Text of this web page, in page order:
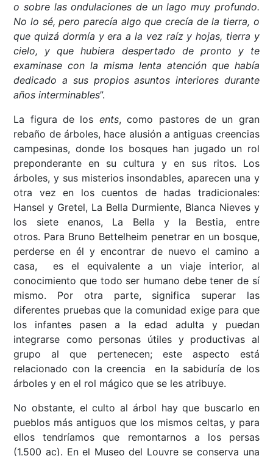
o sobre las ondulaciones de un lago muy profundo.
No lo sé, pero parecía algo que crecía de la tierra, o
que quizá dormía y era a la vez raíz y hojas, tierra y
cielo, y que hubiera despertado de pronto y te
examinase con la misma lenta atención que había
dedicado a sus propios asuntos interiores durante
años interminables”.
La figura de los ents, como pastores de un gran
rebaño de árboles, hace alusión a antiguas creencias
campesinas, donde los bosques han jugado un rol
preponderante en su cultura y en sus ritos. Los
árboles, y sus misterios insondables, aparecen una y
otra vez en los cuentos de hadas tradicionales:
Hansel y Gretel, La Bella Durmiente, Blanca Nieves y
los siete enanos, La Bella y la Bestia, entre
otros. Para Bruno Bettelheim penetrar en un bosque,
perderse en él y encontrar de nuevo el camino a
casa, es el equivalente a un viaje interior, al
conocimiento que todo ser humano debe tener de sí
mismo. Por otra parte, significa superar las
diferentes pruebas que la comunidad exige para que
los infantes pasen a la edad adulta y puedan
integrarse como personas útiles y productivas al
grupo al que pertenecen; este aspecto está
relacionado con la creencia en la sabiduría de los
árboles y en el rol mágico que se les atribuye.
No obstante, el culto al árbol hay que buscarlo en
pueblos más antiguos que los mismos celtas, y para
ellos tendríamos que remontarnos a los persas
(1.500 ac). En el Museo del Louvre se conserva una